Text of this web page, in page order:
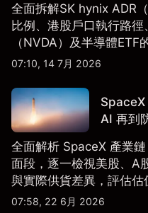
全面拆解SK hynix ADR
比例、港股戶口執行路
（NVDA）及半導體
配置框架，適合香港及亞
07:10, 14 7月 2026
SpaceX
AI 再到
全面解析 SpaceX 產業
面段，逐一檢視美股、A
與實際供貨差異，評估
導。
07:58, 22 6月 2026